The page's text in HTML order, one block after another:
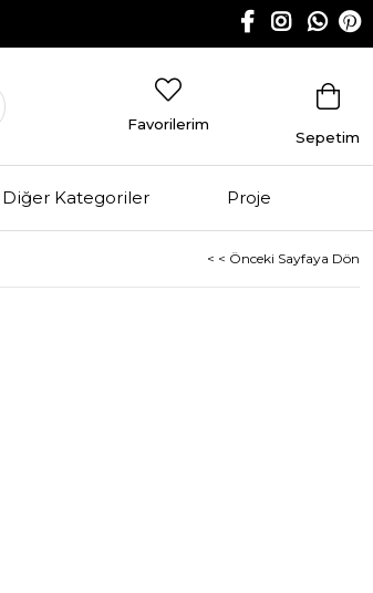
Sepetim
Favorilerim
Diğer Kategoriler Proje
< < Önceki Sayfaya Dön